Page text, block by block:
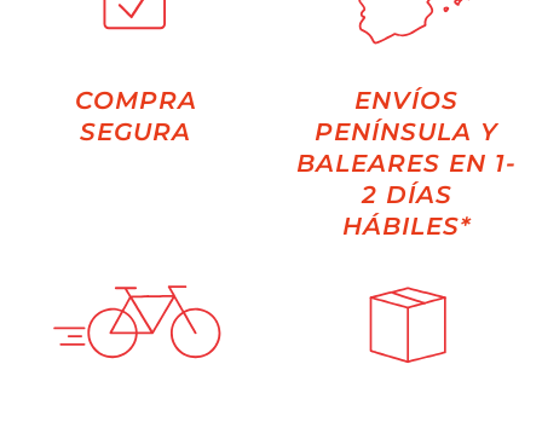
COMPRA
SEGURA
ENVÍOS
PENÍNSULA Y
BALEARES EN 1-
2 DÍAS
HÁBILES*